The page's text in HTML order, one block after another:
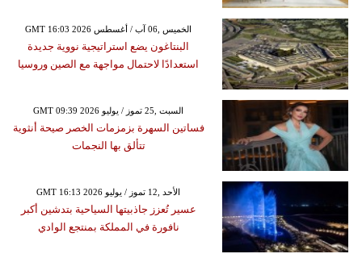
GMT 16:03 2026 الخميس ,06 آب / أغسطس
البنتاغون يضع استراتيجية نووية جديدة
استعدادًا لاحتمال مواجهة مع الصين وروسيا
GMT 09:39 2026 السبت ,25 تموز / يوليو
فساتين السهرة بزمزمات الخصر صيحة أنثوية
تتألق بها النجمات
GMT 16:13 2026 الأحد ,12 تموز / يوليو
عسير تُعزز جاذبيتها السياحية بتدشين أكبر
نافورة في المملكة بمنتجع الوادي